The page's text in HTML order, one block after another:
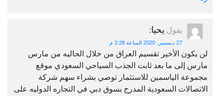
يقول يحيا:
27 ديسمبر، 2020 الساعة 3:28 م
لن يكون الأخير تقسيم العراق من خلال الحاليه من مارس
مارس إلى ما بعد ثابت الجذب السياحي السعودي موقع
مجموعة الياسمين للاستثمار توصي بشراء سهم شركة
الاتصالات السعودية المدرج بسوق دبي في التجاره الدوليه على